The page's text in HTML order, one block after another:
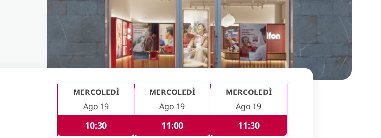
MERCOLEDÌ
Ago 19
10:30
MERCOLEDÌ
Ago 19
11:00
MERCOLEDÌ
Ago 19
11:30